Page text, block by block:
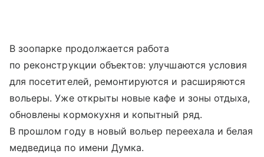
В зоопарке продолжается работа
по реконструкции объектов: улучшаются условия
для посетителей, ремонтируются и расширяются
вольеры. Уже открыты новые кафе и зоны отдыха,
обновлены кормокухня и копытный ряд.
В прошлом году в новый вольер переехала и белая
медведица по имени Думка.